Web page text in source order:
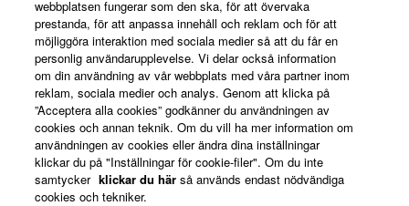
Om Yamaha
Sverige - Swedish
Business
webbplatsen fungerar som den ska, för att övervaka
prestanda, för att anpassa innehåll och reklam och för att
möjliggöra interaktion med sociala medier så att du får en
personlig användarupplevelse. Vi delar också information
om din användning av vår webbplats med våra partner inom
reklam, sociala medier och analys. Genom att klicka på
”Acceptera alla cookies” godkänner du användningen av
cookies och annan teknik. Om du vill ha mer information om
användningen av cookies eller ändra dina inställningar
klickar du på "Inställningar för cookie-filer". Om du inte
samtycker klickar du här så används endast nödvändiga
cookies och tekniker.